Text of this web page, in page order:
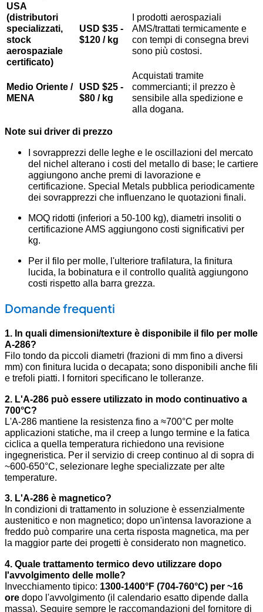
USA
(distributori
specializzati,
stock
aerospaziale
certificato)
USD $35 -
$120 / kg
I prodotti aerospaziali
AMS/trattati termicamente e
con tempi di consegna brevi
sono più costosi.
Medio Oriente /
MENA
USD $25 -
$80 / kg
Acquistati tramite
commercianti; il prezzo è
sensibile alla spedizione e
alla dogana.
Note sui driver di prezzo
I sovrapprezzi delle leghe e le oscillazioni del mercato
del nichel alterano i costi del metallo di base; le cartiere
aggiungono anche premi di lavorazione e
certificazione. Special Metals pubblica periodicamente
dei sovrapprezzi che influenzano le quotazioni finali.
MOQ ridotti (inferiori a 50-100 kg), diametri insoliti o
certificazione AMS aggiungono costi significativi per
kg.
Per il filo per molle, l'ulteriore trafilatura, la finitura
lucida, la bobinatura e il controllo qualità aggiungono
costi rispetto alla barra grezza.
Domande frequenti
1. In quali dimensioni/texture è disponibile il filo per molle
A-286?
Filo tondo da piccoli diametri (frazioni di mm fino a diversi
mm) con finitura lucida o decapata; sono disponibili anche fili
e trefoli piatti. I fornitori specificano le tolleranze.
2. L'A-286 può essere utilizzato in modo continuativo a
700°C?
L'A-286 mantiene la resistenza fino a ≈700°C per molte
applicazioni statiche, ma il creep a lungo termine e la fatica
ciclica a quella temperatura richiedono una revisione
ingegneristica. Per il servizio di creep continuo al di sopra di
~600-650°C, selezionare leghe specializzate per alte
temperature.
3. L'A-286 è magnetico?
In condizioni di trattamento in soluzione è essenzialmente
austenitico e non magnetico; dopo un'intensa lavorazione a
freddo può comparire una certa risposta magnetica, ma per
la maggior parte dei progetti è considerato non magnetico.
4. Quale trattamento termico devo utilizzare dopo
l'avvolgimento delle molle?
Invecchiamento tipico: 1300-1400°F (704-760°C) per ~16
ore dopo l'avvolgimento (il calendario esatto dipende dalla
massa). Seguire sempre le raccomandazioni del fornitore di